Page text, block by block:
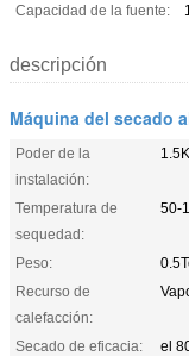
Capacidad de la fuente:
descripción
Máquina del secado
Poder de la
instalación:
Temperatura de
sequedad:
50-
Peso:
Recurso de
calefacción:
Secado de eficacia:
el